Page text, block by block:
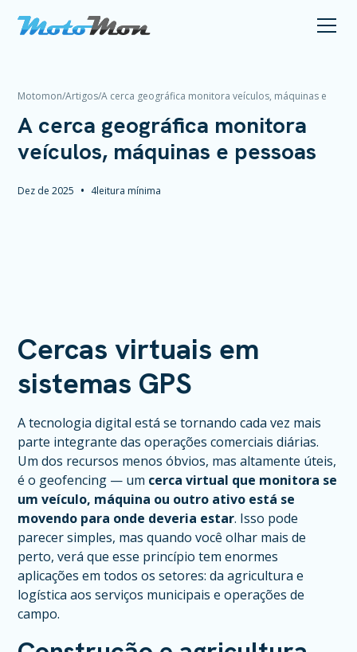
Motomon/Artigos/A cerca geográfica monitora veículos, máquinas e
A cerca geográfica monitora
veículos, máquinas e pessoas
Dez de 2025 • 4leitura mínima
Cercas virtuais em
sistemas GPS
A tecnologia digital está se tornando cada vez mais
parte integrante das operações comerciais diárias.
Um dos recursos menos óbvios, mas altamente úteis,
é o geofencing — um cerca virtual que monitora se
um veículo, máquina ou outro ativo está se
movendo para onde deveria estar. Isso pode
parecer simples, mas quando você olhar mais de
perto, verá que esse princípio tem enormes
aplicações em todos os setores: da agricultura e
logística aos serviços municipais e operações de
campo.